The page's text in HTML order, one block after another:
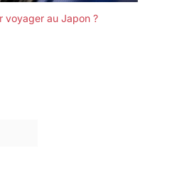
voyager au Japon ?